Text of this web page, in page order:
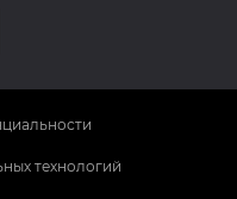
технологий